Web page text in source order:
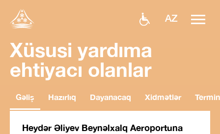
AZ
Xüsusi yardıma
ehtiyacı olanlar
Gəliş Hazırlıq Dayanacaq Xidmətlər
Heydər Əliyev Beynəlxalq Aeroportuna